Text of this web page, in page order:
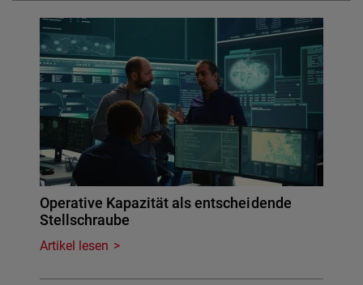
Operative Kapazität als entscheidende
Stellschraube
Artikel lesen